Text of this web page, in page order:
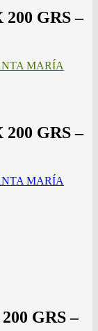
GRS –
MARÍA
GRS –
MARÍA
GRS –